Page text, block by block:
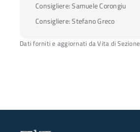
Consigliere:Samuele Corongiu
Consigliere:Stefano Greco
Dati forniti e aggiornati da Vita di Sezione